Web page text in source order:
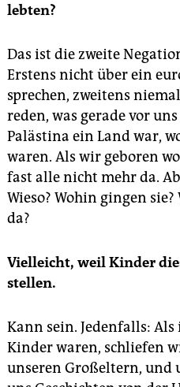
lebten?
Das ist die zweite
Erstens nicht über ein
sprechen, zweitens
reden, was gerade vor
Palästina ein Land war,
waren. Als wir geboren
fast alle nicht mehr da.
Wieso? Wohin gingen
da?
Vielleicht, weil Kinder
stellen.
Kann sein. Jedenfalls:
Kinder waren, schliefen
unseren Großeltern, und